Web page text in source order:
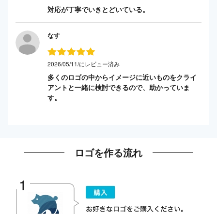
対応が丁寧でいきとどいている。
なす
2026/05/11/にレビュー済み
多くのロゴの中からイメージに近いものをクライ
アントと一緒に検討できるので、助かっていま
す。
ロゴを作る流れ